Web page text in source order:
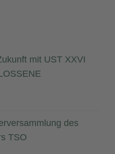
mit UST XXVI
des
TSO